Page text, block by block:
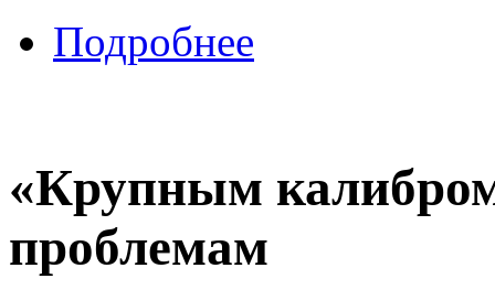
Подробнее
«Крупным
проблемам